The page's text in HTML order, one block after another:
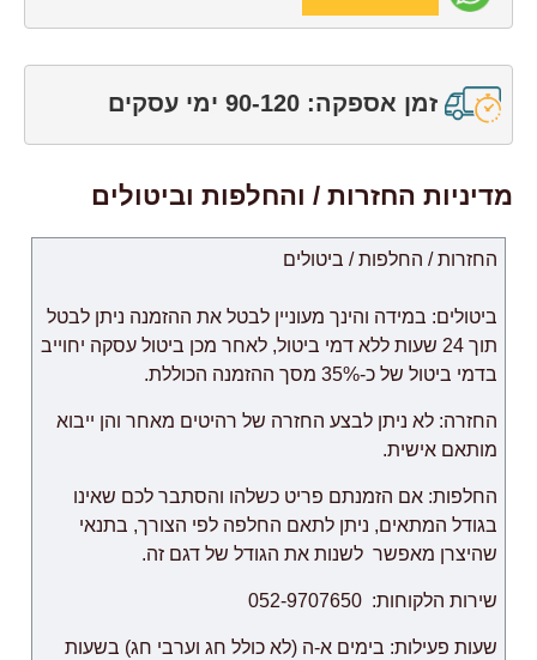
זמן אספקה: 90-120 ימי עסקים
מדיניות החזרות / והחלפות וביטולים
החזרות / החלפות / ביטולים
ביטולים: במידה והינך מעוניין לבטל את ההזמנה ניתן לבטל
תוך 24 שעות ללא דמי ביטול, לאחר מכן ביטול עסקה יחוייב
בדמי ביטול של כ-35% מסך ההזמנה הכוללת.
החזרה: לא ניתן לבצע החזרה של רהיטים מאחר והן ייבוא
מותאם אישית.
החלפות: אם הזמנתם פריט כשלהו והסתבר לכם שאינו
בגודל המתאים, ניתן לתאם החלפה לפי הצורך, בתנאי
שהיצרן מאפשר לשנות את הגודל של דגם זה.
שירות הלקוחות: 052-9707650
שעות פעילות: בימים א-ה (לא כולל חג וערבי חג) בשעות